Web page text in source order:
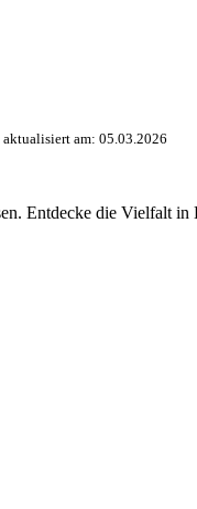
am: 05.03.2026
Entdecke die Vielfalt